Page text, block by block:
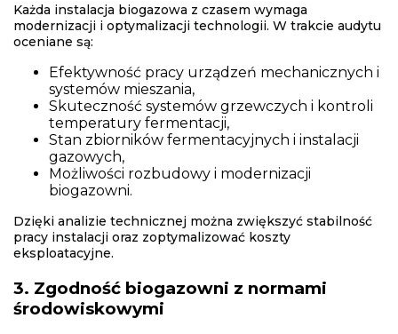
Każda instalacja biogazowa z czasem wymaga
modernizacji i optymalizacji technologii. W trakcie audytu
oceniane są:
Efektywność pracy urządzeń mechanicznych i
systemów mieszania,
Skuteczność systemów grzewczych i kontroli
temperatury fermentacji,
Stan zbiorników fermentacyjnych i instalacji
gazowych,
Możliwości rozbudowy i modernizacji
biogazowni.
Dzięki analizie technicznej można zwiększyć stabilność
pracy instalacji oraz zoptymalizować koszty
eksploatacyjne.
3. Zgodność biogazowni z normami
środowiskowymi